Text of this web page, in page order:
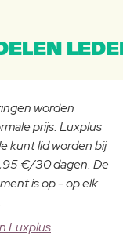
worden
prijs. Luxplus
kunt lid worden bij
€/30 dagen. De
is op - op elk
Luxplus